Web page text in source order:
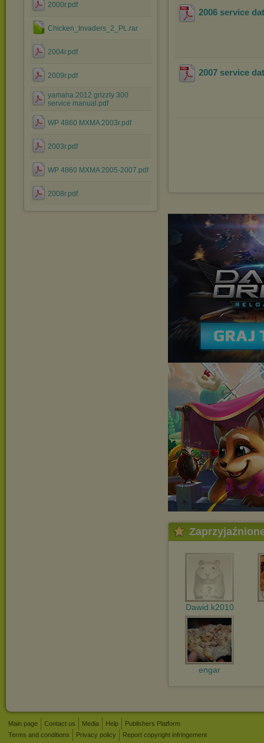
2000r.pdf
Chicken_Invaders_2_PL.rar
2004r.pdf
2009r.pdf
yamaha 2012 grizzly 300
service manual.pdf
WP 4860 MXMA 2003r.pdf
2003r.pdf
WP 4860 MXMA 2005-2007.pdf
2008r.pdf
2006 service
2007 service
Dawid.k2010
engar
Main page Contact us Media Help
Publishers Platform
Terms and conditions
Privacy policy Report copyright infringement